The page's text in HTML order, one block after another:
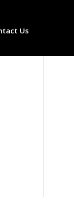
Us